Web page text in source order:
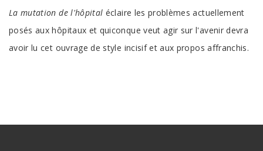
La mutation de l'hôpital éclaire les problèmes actuellement
posés aux hôpitaux et quiconque veut agir sur l'avenir devra
avoir lu cet ouvrage de style incisif et aux propos affranchis.